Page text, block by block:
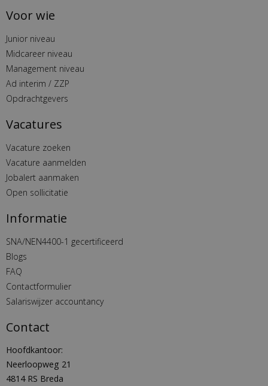
Voor wie
Junior niveau
Midcareer niveau
Management niveau
Ad interim / ZZP
Opdrachtgevers
Vacatures
Vacature zoeken
Vacature aanmelden
Jobalert aanmaken
Open sollicitatie
Informatie
SNA/NEN4400-1 gecertificeerd
Blogs
FAQ
Contactformulier
Salariswijzer accountancy
Contact
Hoofdkantoor:
Neerloopweg 21
4814 RS Breda